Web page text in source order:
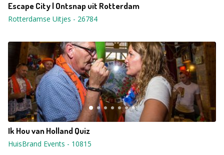
Escape City | Ontsnap uit Rotterdam
Rotterdamse Uitjes - 26784
Ik Hou van Holland Quiz
HuisBrand Events - 10815